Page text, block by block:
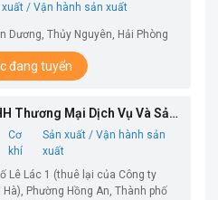
xuất / Vận hành sản xuất
Dương, Thủy Nguyên, Hải Phòng
đang tuyển
Thương Mại Dịch Vụ Và Sản
Cơ
khí
Sản xuất / Vận hành sản
xuất
Lê Lác 1 (thuê lại của Công ty
Hà), Phường Hồng An, Thành phố